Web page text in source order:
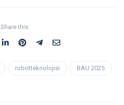
Share this:
robotteknolojisi BAU 2025